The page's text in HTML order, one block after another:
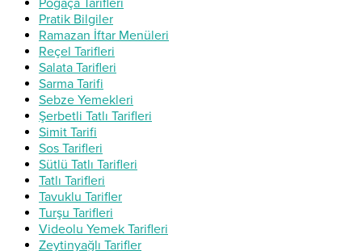
Pratik Bilgiler
Ramazan İftar Menüleri
Reçel Tarifleri
Salata Tarifleri
Sarma Tarifi
Sebze Yemekleri
Şerbetli Tatlı Tarifleri
Simit Tarifi
Sos Tarifleri
Sütlü Tatlı Tarifleri
Tatlı Tarifleri
Tavuklu Tarifler
Turşu Tarifleri
Videolu Yemek Tarifleri
Zeytinyağlı Tarifler